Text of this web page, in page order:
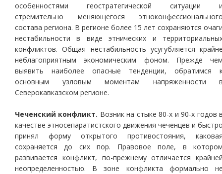
особенностями геостратегической ситуации
стремительно меняющегося
состава региона. В регионе более 15 лет сохраняются
нестабильности в виде этнических и
конфликтов. Общая нестабильность усугубляется
неблагоприятным экономическим фоном. Прежде
выявить наиболее опасные тенденции, обратимся
основным узловым моментам напряженности
Северокавказском регионе.
Чеченский конфликт. Возник на стыке 80-х и 90-х годов
качестве этносепаратистского движения чеченцев и
принял форму открытого противостояния,
сохраняется до сих пор. Правовое поле, в
развивается конфликт, по-прежнему отличается
неопределенностью. В зоне конфликта формально